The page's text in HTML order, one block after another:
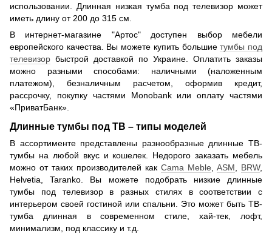
использовании. Длинная низкая тумба под телевизор может
иметь длину от 200 до 315 см.
В интернет-магазине "Артос" доступен выбор мебели
европейского качества. Вы можете купить большиетумбы под
телевизор быстрой доставкой по Украине. Оплатить заказы
можно разными способами: наличными (наложенным
платежом), безналичным расчетом, оформив кредит,
рассрочку, покупку частями Monobank или оплату частями
«ПриватБанк».
Длинные тумбы под ТВ – типы моделей
В ассортименте представлены разнообразные длинные ТВ-
тумбы на любой вкус и кошелек. Недорого заказать мебель
можно от таких производителей как Cama Meble, ASM, BRW,
Helvetia, Taranko. Вы можете подобрать низкие длинные
тумбы под телевизор в разных стилях в соответствии с
интерьером своей гостиной или спальни. Это может быть ТВ-
тумба длинная в современном стиле, хай-тек, лофт,
минимализм, под классику и т.д.